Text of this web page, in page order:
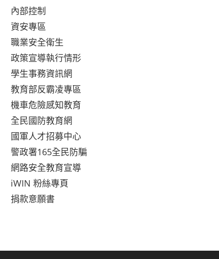
內部控制
資安專區
職業安全衛生
政策宣導執行情形
學生事務資訊網
教育部反霸凌專區
機車危險感知教育
全民國防教育網
國軍人才招募中心
警政署165全民防騙
網路安全教育宣導
iWIN 粉絲專頁
捐款意願書